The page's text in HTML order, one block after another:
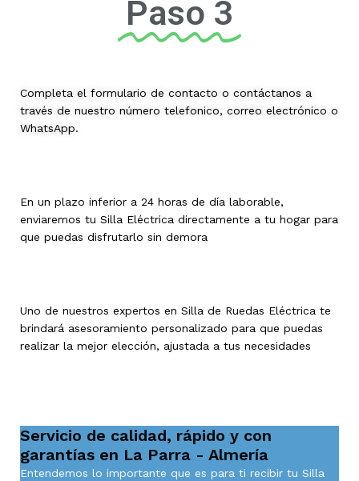
Paso 3
Completa el formulario de contacto o contáctanos a
través de nuestro número telefonico, correo electrónico o
WhatsApp.
En un plazo inferior a 24 horas de día laborable,
enviaremos tu Silla Eléctrica directamente a tu hogar para
que puedas disfrutarlo sin demora
Uno de nuestros expertos en Silla de Ruedas Eléctrica te
brindará asesoramiento personalizado para que puedas
realizar la mejor elección, ajustada a tus necesidades
Servicio de calidad, rápido y con
garantías en La Parra - Almería
Entendemos lo importante que es para ti recibir tu Silla